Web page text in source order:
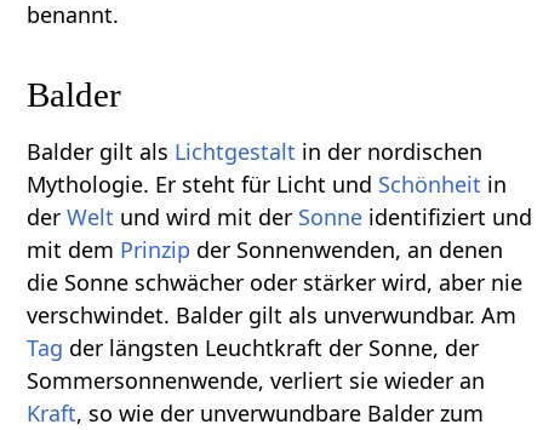
benannt.
Balder
Balder gilt als Lichtgestalt in der nordischen
Mythologie. Er steht für Licht und Schönheit in
derWelt und wird mit der Sonne identifiziert und
mit dem Prinzip der Sonnenwenden, an denen
die Sonne schwächer oder stärker wird, aber nie
verschwindet. Balder gilt als unverwundbar. Am
Tag der längsten Leuchtkraft der Sonne, der
Sommersonnenwende, verliert sie wieder an
Kraft, so wie der unverwundbare Balder zum